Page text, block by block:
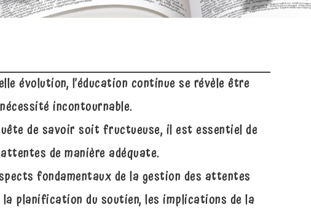
évolution, l’éducation continue se révèle être
incontournable.
de savoir soit fructueuse, il est essentiel de
de manière adéquate.
fondamentaux de la gestion des attentes
la planification du soutien, les implications de la